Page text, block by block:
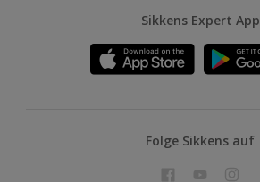
Sikkens Expert App
Folge Sikkens auf